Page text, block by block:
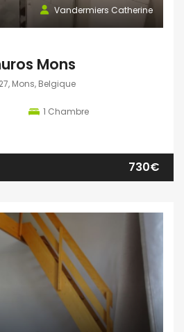
Vandermiers Catherine
Mons
Mons, Belgique
1 Chambre
730€